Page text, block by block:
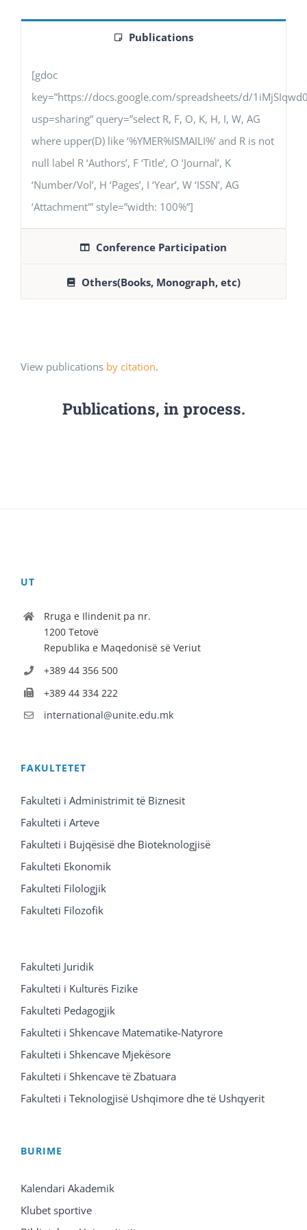
Publications
[gdoc
key=”https://docs.google.com/spreadsheets/d/
usp=sharing” query=”select R, F, O, K, H, I, W, AG
where upper(D) like ‘%YMER%ISMAILI%’ and R is not
null label R ‘Authors’, F ‘Title’, O ‘Journal’, K
‘Number/Vol’, H ‘Pages’, I ‘Year’, W ‘ISSN’, AG
‘Attachment'” style=”width: 100%”]
Conference Participation
Others(Books, Monograph, etc)
View publications by citation.
Publications, in process.
UT
Rruga e Ilindenit pa nr.
1200 Tetovë
Republika e Maqedonisë së Veriut
+389 44 356 500
+389 44 334 222
international@unite.edu.mk
FAKULTETET
Fakulteti i Administrimit të Biznesit
Fakulteti i Arteve
Fakulteti i Bujqësisë dhe Bioteknologjisë
Fakulteti Ekonomik
Fakulteti Filologjik
Fakulteti Filozofik
Fakulteti Juridik
Fakulteti i Kulturës Fizike
Fakulteti Pedagogjik
Fakulteti i Shkencave Matematike-Natyrore
Fakulteti i Shkencave Mjekësore
Fakulteti i Shkencave të Zbatuara
Fakulteti i Teknologjisë Ushqimore dhe të Ushqyerit
BURIME
Kalendari Akademik
Klubet sportive